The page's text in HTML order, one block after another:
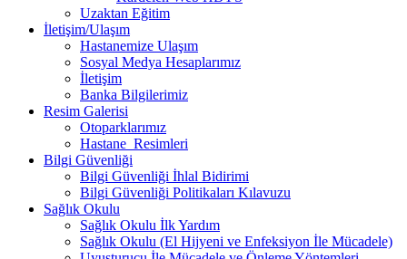
Uzaktan Eğitim
İletişim/Ulaşım
Hastanemize Ulaşım
Sosyal Medya Hesaplarımız
İletişim
Banka Bilgilerimiz
Resim Galerisi
Otoparklarımız
Hastane_Resimleri
Bilgi Güvenliği
Bilgi Güvenliği İhlal Bidirimi
Bilgi Güvenliği Politikaları Kılavuzu
Sağlık Okulu
Sağlık Okulu İlk Yardım
Sağlık Okulu (El Hijyeni ve Enfeksiyon İle Mücadele)